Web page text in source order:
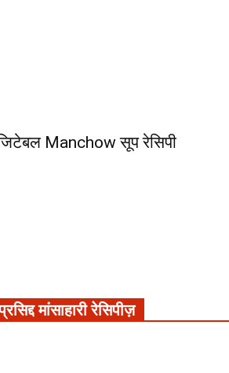
Manchow सूप रेसिपी
मांसाहारी रेसिपीज़